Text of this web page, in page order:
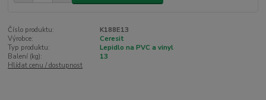
Číslo produktu:
K188E13
Výrobce:
Ceresit
Typ produktu:
Lepidlo na PVC a vinyl
Balení (kg):
13
Hlídat cenu / dostupnost